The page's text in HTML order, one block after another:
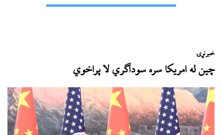
خبرنړۍ
چین له امریکا سره سوداګري لا پراخوي